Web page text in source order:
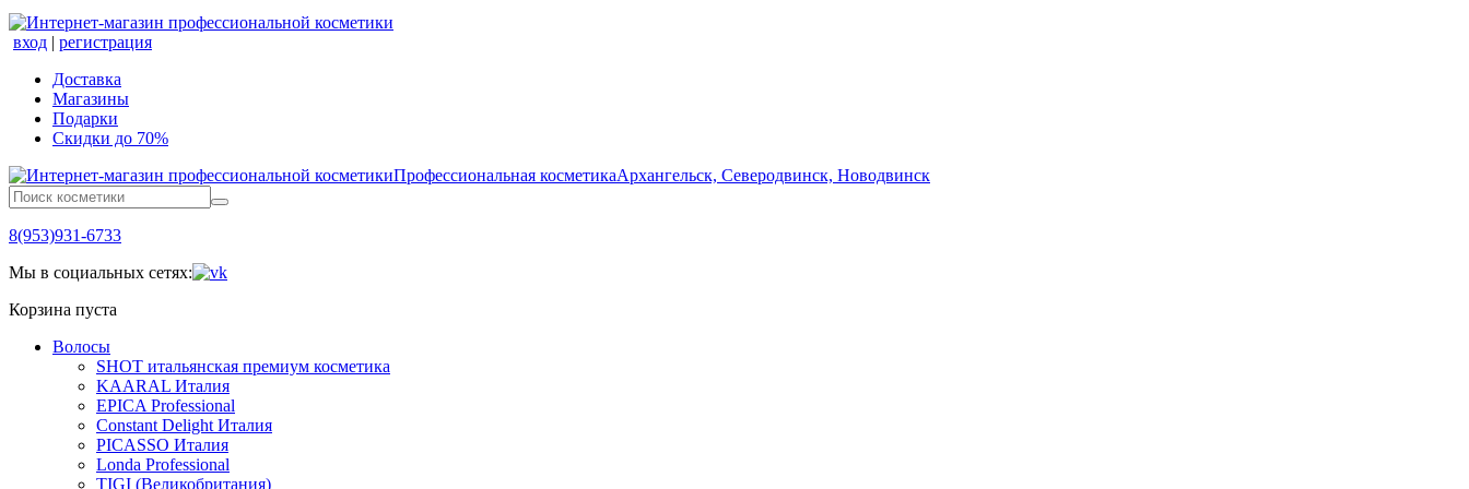
вход | регистрация
Доставка
Магазины
Подарки
Скидки до 70%
Профессиональная косметикаАрхангельск, Северодвинск, Новодвинск
8(953)931-6733
Мы в социальных сетях:
Корзина пуста
Волосы
SHOT итальянская премиум косметика
KAARAL Италия
EPICA Professional
Constant Delight Италия
PICASSO Италия
Londa Professional
TIGI (Великобритания)